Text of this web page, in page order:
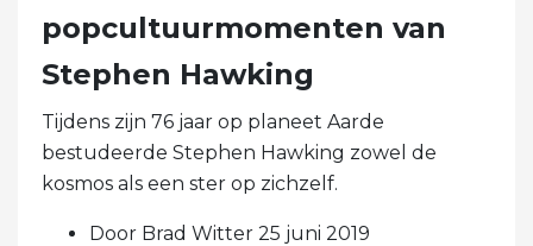
popcultuurmomenten van
Stephen Hawking
Tijdens zijn 76 jaar op planeet Aarde
bestudeerde Stephen Hawking zowel de
kosmos als een ster op zichzelf.
Door Brad Witter 25 juni 2019